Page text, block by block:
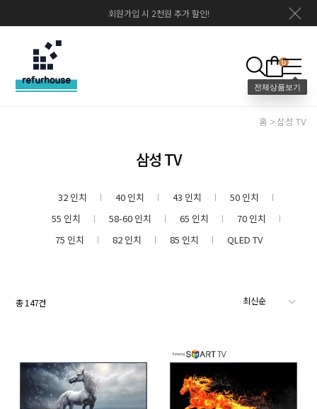
회원가입 시 2천원 추가 할인!
0
홈 삼성 TV
삼성 TV
32 인치 40 인치 43 인치
50 인치
55 인치
58-60 인치 65 인치
70 인치
75 인치
82 인치 85 인치 QLED TV
총147건